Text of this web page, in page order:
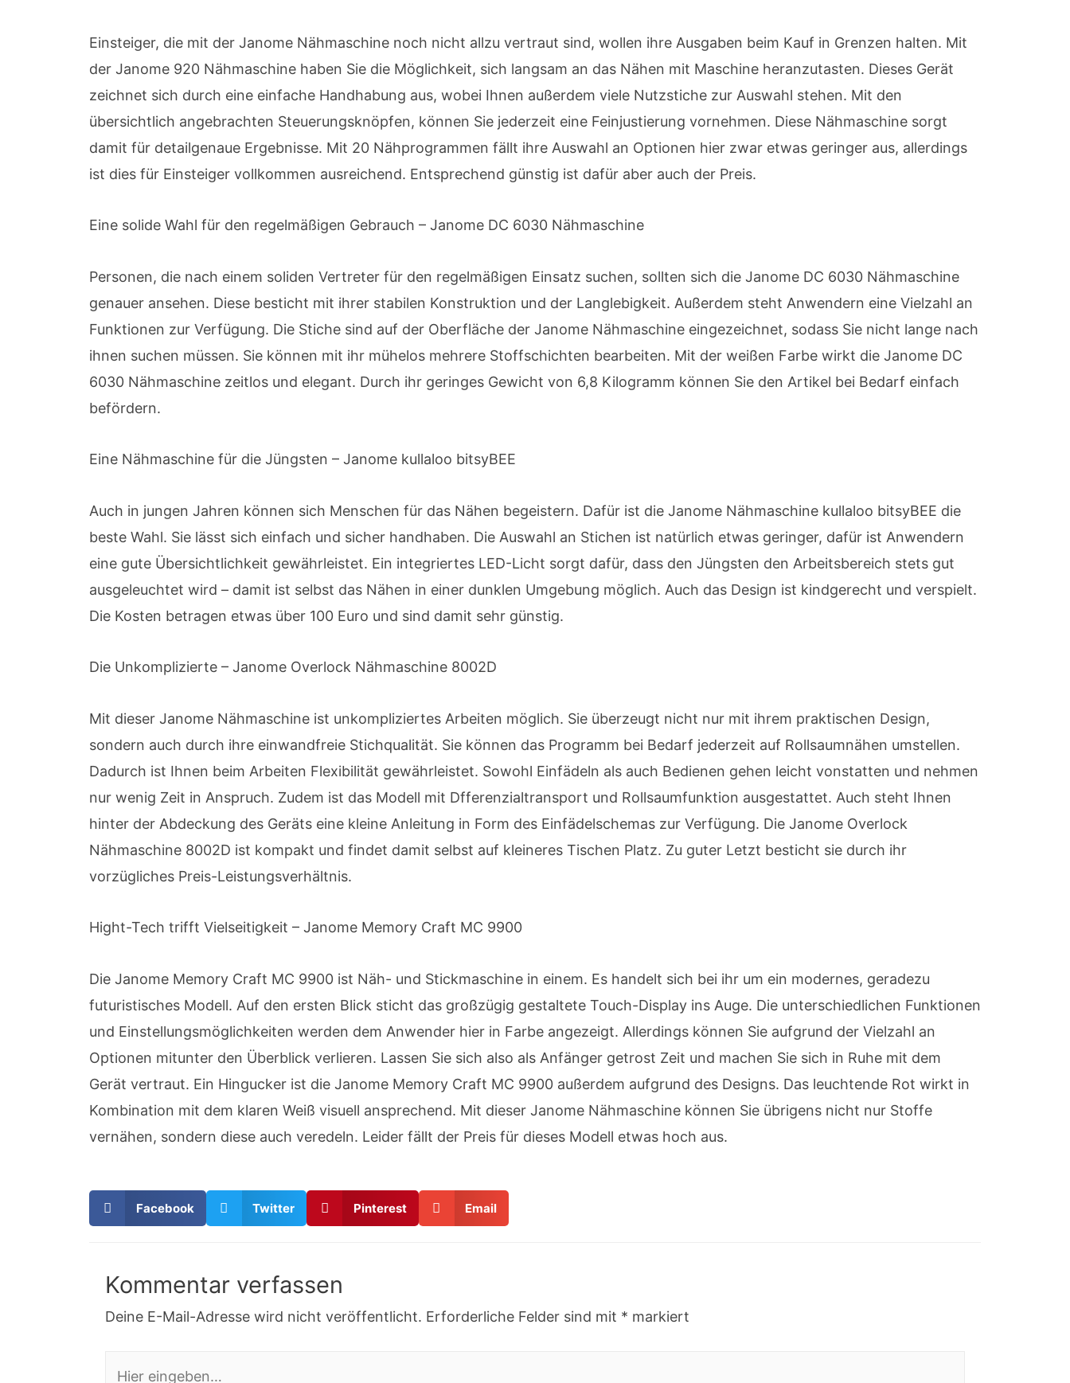
Einsteiger, die mit der Janome Nähmaschine noch nicht allzu vertraut sind, wollen ihre Ausgaben beim Kauf in Grenzen halten. Mit
der Janome 920 Nähmaschine haben Sie die Möglichkeit, sich langsam an das Nähen mit Maschine heranzutasten. Dieses Gerät
zeichnet sich durch eine einfache Handhabung aus, wobei Ihnen außerdem viele Nutzstiche zur Auswahl stehen. Mit den
übersichtlich angebrachten Steuerungsknöpfen, können Sie jederzeit eine Feinjustierung vornehmen. Diese Nähmaschine sorgt
damit für detailgenaue Ergebnisse. Mit 20 Nähprogrammen fällt ihre Auswahl an Optionen hier zwar etwas geringer aus, allerdings
ist dies für Einsteiger vollkommen ausreichend. Entsprechend günstig ist dafür aber auch der Preis.
Eine solide Wahl für den regelmäßigen Gebrauch – Janome DC 6030 Nähmaschine
Personen, die nach einem soliden Vertreter für den regelmäßigen Einsatz suchen, sollten sich die Janome DC 6030 Nähmaschine
genauer ansehen. Diese besticht mit ihrer stabilen Konstruktion und der Langlebigkeit. Außerdem steht Anwendern eine Vielzahl an
Funktionen zur Verfügung. Die Stiche sind auf der Oberfläche der Janome Nähmaschine eingezeichnet, sodass Sie nicht lange nach
ihnen suchen müssen. Sie können mit ihr mühelos mehrere Stoffschichten bearbeiten. Mit der weißen Farbe wirkt die Janome DC
6030 Nähmaschine zeitlos und elegant. Durch ihr geringes Gewicht von 6,8 Kilogramm können Sie den Artikel bei Bedarf einfach
befördern.
Eine Nähmaschine für die Jüngsten – Janome kullaloo bitsyBEE
Auch in jungen Jahren können sich Menschen für das Nähen begeistern. Dafür ist die Janome Nähmaschine kullaloo bitsyBEE die
beste Wahl. Sie lässt sich einfach und sicher handhaben. Die Auswahl an Stichen ist natürlich etwas geringer, dafür ist Anwendern
eine gute Übersichtlichkeit gewährleistet. Ein integriertes LED-Licht sorgt dafür, dass den Jüngsten den Arbeitsbereich stets gut
ausgeleuchtet wird – damit ist selbst das Nähen in einer dunklen Umgebung möglich. Auch das Design ist kindgerecht und verspielt.
Die Kosten betragen etwas über 100 Euro und sind damit sehr günstig.
Die Unkomplizierte – Janome Overlock Nähmaschine 8002D
Mit dieser Janome Nähmaschine ist unkompliziertes Arbeiten möglich. Sie überzeugt nicht nur mit ihrem praktischen Design,
sondern auch durch ihre einwandfreie Stichqualität. Sie können das Programm bei Bedarf jederzeit auf Rollsaumnähen umstellen.
Dadurch ist Ihnen beim Arbeiten Flexibilität gewährleistet. Sowohl Einfädeln als auch Bedienen gehen leicht vonstatten und nehmen
nur wenig Zeit in Anspruch. Zudem ist das Modell mit Dfferenzialtransport und Rollsaumfunktion ausgestattet. Auch steht Ihnen
hinter der Abdeckung des Geräts eine kleine Anleitung in Form des Einfädelschemas zur Verfügung. Die Janome Overlock
Nähmaschine 8002D ist kompakt und findet damit selbst auf kleineres Tischen Platz. Zu guter Letzt besticht sie durch ihr
vorzügliches Preis-Leistungsverhältnis.
Hight-Tech trifft Vielseitigkeit – Janome Memory Craft MC 9900
Die Janome Memory Craft MC 9900 ist Näh- und Stickmaschine in einem. Es handelt sich bei ihr um ein modernes, geradezu
futuristisches Modell. Auf den ersten Blick sticht das großzügig gestaltete Touch-Display ins Auge. Die unterschiedlichen Funktionen
und Einstellungsmöglichkeiten werden dem Anwender hier in Farbe angezeigt. Allerdings können Sie aufgrund der Vielzahl an
Optionen mitunter den Überblick verlieren. Lassen Sie sich also als Anfänger getrost Zeit und machen Sie sich in Ruhe mit dem
Gerät vertraut. Ein Hingucker ist die Janome Memory Craft MC 9900 außerdem aufgrund des Designs. Das leuchtende Rot wirkt in
Kombination mit dem klaren Weiß visuell ansprechend. Mit dieser Janome Nähmaschine können Sie übrigens nicht nur Stoffe
vernähen, sondern diese auch veredeln. Leider fällt der Preis für dieses Modell etwas hoch aus.
Facebook Twitter Pinterest Email
Kommentar verfassen
Deine E-Mail-Adresse wird nicht veröffentlicht. Erforderliche Felder sind mit * markiert